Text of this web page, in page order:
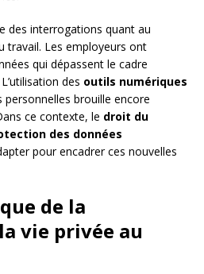
des interrogations quant au
travail. Les employeurs ont
qui dépassent le cadre
des outils numériques
personnelles brouille encore
ce contexte, le droit du
des données
pour encadrer ces nouvelles
de la
vie privée au